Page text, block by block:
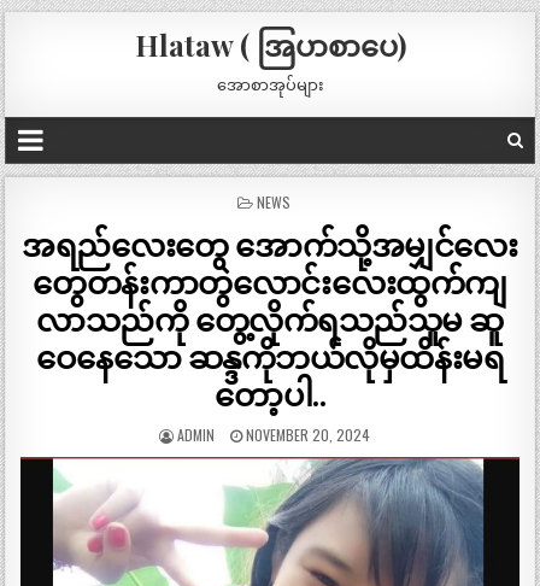
Hlataw ( အြပာစာပေ)
အောစာအုပ်များ
POSTED
NEWS
အရည်လေးတွေ အောက်သို့အမျှင်လေး
တွေတန်းကာတွဲလောင်းလေးထွက်ကျ
လာသည်ကို တွေ့လိုက်ရသည်သူမ ဆူ
ဝေနေသော ဆန္ဒကိုဘယ်လိုမှထိန်းမရ
တော့ပါ..
ADMIN NOVEMBER 20, 2024